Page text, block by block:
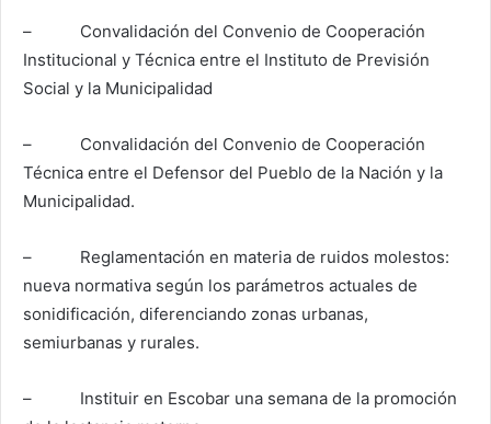
– Convalidación del Convenio de Cooperación
Institucional y Técnica entre el Instituto de Previsión
Social y la Municipalidad
– Convalidación del Convenio de Cooperación
Técnica entre el Defensor del Pueblo de la Nación y la
Municipalidad.
– Reglamentación en materia de ruidos molestos:
nueva normativa según los parámetros actuales de
sonidificación, diferenciando zonas urbanas,
semiurbanas y rurales.
– Instituir en Escobar una semana de la promoción